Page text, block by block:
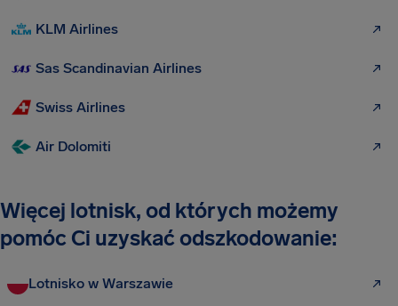
KLM Airlines
Sas Scandinavian Airlines
Swiss Airlines
Air Dolomiti
Więcej lotnisk, od których możemy
pomóc Ci uzyskać odszkodowanie:
Lotnisko w Warszawie